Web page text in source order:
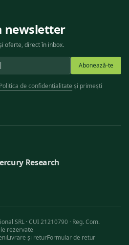
newsletter
oferte, direct în inbox.
Abonează-te
Politica de confidențialitate și primești
Research
SRL · CUI 21210790 · Reg. Com.
rezervate
Livrare și returFormular de retur